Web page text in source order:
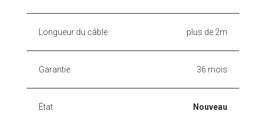
Longueur du câble plus de 2m
Garantie 36 mois
État Nouveau